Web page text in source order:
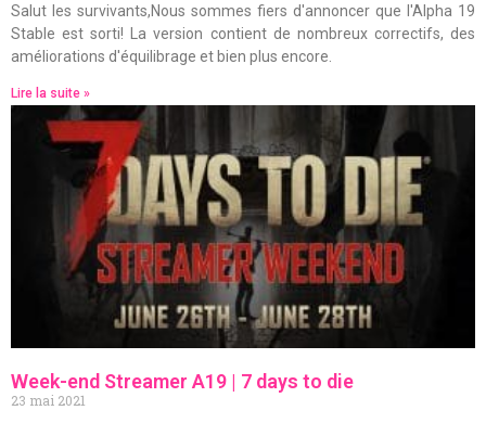
Salut les survivants,Nous sommes fiers d'annoncer que l'Alpha 19
Stable est sorti! La version contient de nombreux correctifs, des
améliorations d'équilibrage et bien plus encore.
Lire la suite »
Week-end Streamer A19 | 7 days to die
23 mai 2021